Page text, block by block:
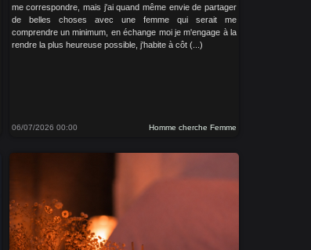
me correspondre, mais j'ai quand même envie de partager
de belles choses avec une femme qui serait me
comprendre un minimum, en échange moi je m'engage à la
rendre la plus heureuse possible, j'habite à côt (...)
06/07/2026 00:00 Homme cherche Femme